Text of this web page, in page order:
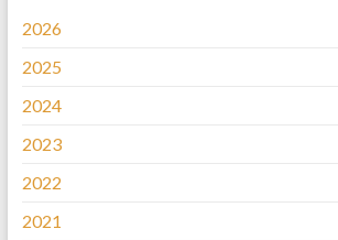
2026
2025
2024
2023
2022
2021